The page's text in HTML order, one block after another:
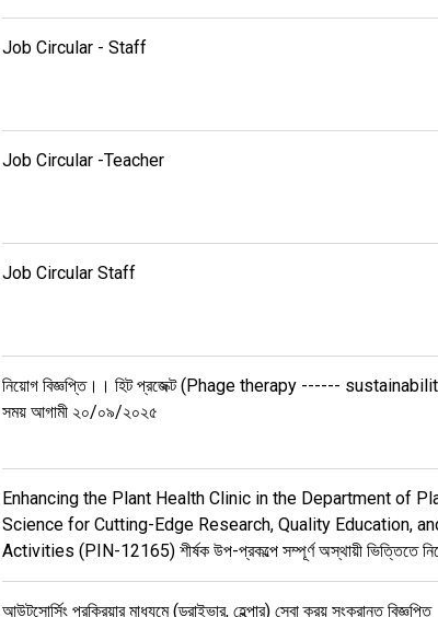
Job Circular - Staff
Job Circular -Teacher
Job Circular Staff
নিয়োগ বিজ্ঞপ্তি।। হিট প্রজেক্ট (Phage therapy ------ sustainability
সময় আগামী ২০/০৯/২০২৫
Enhancing the Plant Health Clinic in the Department of
Science for Cutting-Edge Research, Quality Education,
Activities (PIN-12165) শীর্ষক উপ-প্রকল্পে সম্পূর্ণ অস্থায়ী ভিত্তিতে
আউটসোর্সিং প্রক্রিয়ার মাধ্যমে (ড্রাইভার, হেল্পার) সেবা ক্রয় সংক্রান্ত বিজ্ঞপ্তি